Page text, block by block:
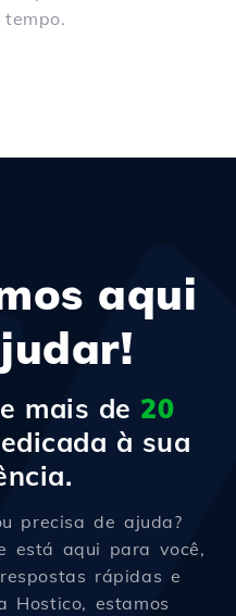
aqui
mais de 20
à sua
precisa de ajuda?
está aqui para você,
rápidas e
Hostico, estamos